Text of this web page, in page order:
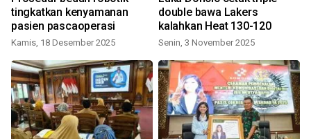
tingkatkan kenyamanan
pasien pascaoperasi
Kamis, 18 Desember 2025
double bawa Lakers
kalahkan Heat 130-120
Senin, 3 November 2025